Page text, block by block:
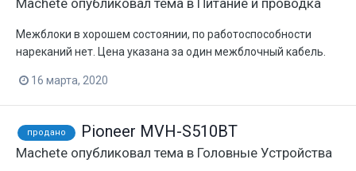
Machete опубликовал тема в Питание и проводка
Межблоки в хорошем состоянии, по работоспособности
нареканий нет. Цена указана за один межблочный кабель.
16 марта, 2020
продано Pioneer MVH-S510BT
Machete опубликовал тема в Головные Устройства